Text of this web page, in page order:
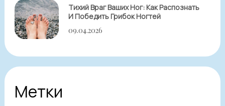
Тихий Враг Ваших Ног: Как Распознать
И Победить Грибок Ногтей
09.04.2026
Метки